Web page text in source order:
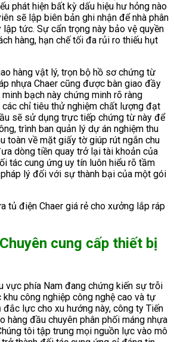
phát hiện bất kỳ dấu hiệu hư hỏng nào
sẽ lập biên bản ghi nhận để nhà phân
tức. Sự cẩn trọng này bảo vệ quyền
hàng, hạn chế tối đa rủi ro thiếu hụt
hàng vật lý, trọn bộ hồ sơ chứng từ
nhựa Chaer cũng được bàn giao đầy
bạch này chứng minh rõ ràng
chỉ tiêu thử nghiệm chất lượng đạt
sẽ sử dụng trực tiếp chứng từ này để
trình ban quản lý dự án nghiệm thu
toàn về mặt giấy tờ giúp rút ngắn chu
dòng tiền quay trở lại tài khoản của
tác cung ứng uy tín luôn hiểu rõ tầm
lý đối với sự thành bại của một gói
cung cấp thiết bị
vực phía Nam đang chứng kiến sự trỗi
công nghiệp công nghệ cao và tự
lực cho xu hướng này, công ty Tiến
hàng đầu chuyên phân phối máng nhựa
tôi tập trung mọi nguồn lực vào mô